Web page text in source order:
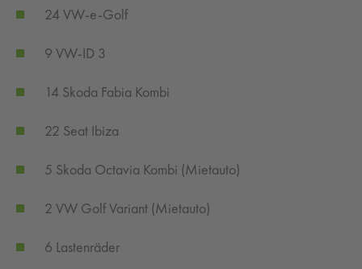
24 VW-e-Golf
9 VW-ID 3
14 Skoda Fabia Kombi
22 Seat Ibiza
5 Skoda Octavia Kombi (Mietauto)
2 VW Golf Variant (Mietauto)
6 Lastenräder